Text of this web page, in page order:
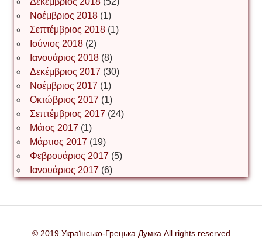
Іван Наконечний
Інга Короткевич
Ірина Ключковська
Ірина Наконечна
Ірина Пясецька
Νοέμβριος 2018(1)
Σεπτέμβριος 2018(1)
Ιούνιος 2018(2)
Ιανουάριος 2018(8)
Δεκέμβριος 2017 (30)
Νοέμβριος 2017 (1)
Οκτώβριος 2017 (1)
Σεπτέμβριος 2017 (24)
Μάιος 2017 (1)
Μάρτιος 2017 (19)
Φεβρουάριος 2017 (5)
Ιανουάριος 2017 (6)
© 2019 Українсько-Грецька Думка All rights reserved